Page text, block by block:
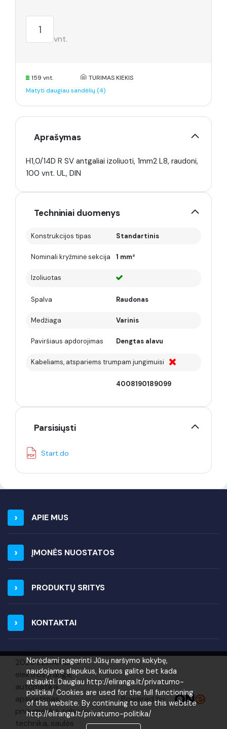
Norėdami pagerinti Jūsų naršymo kokybę,
naudojame slapukus, kuriuos galite bet kada
atšaukti. Daugiau http://eliranga.lt/privatumo-
politika/ Cookies are used for the full functioning
of this website. By continuing to use this website
http://eliranga.lt/privatumo-politika/
vnt.
159 vnt.
TURIMAS KIEKIS
Matyti daugiau sandėlių (4)
Aprašymas
H1,0/14D R SV antgaliai izoliuoti, 1mm2 L8, raudoni,
100 vnt. UL, DIN
Techniniai duomenys
Konstrukcijos tipas Standartinis
Nominali kryžminė sekcija 1 mm²
Izoliuotas
Spalva Raudonas
Medžiaga Varinis
Paviršiaus apdorojimas Dengtas alavu
Kabeliams, atspariems trumpam jungimuisi
4008190189099
Parsisiųsti
Start.do
APIE MUS
ĮMONĖS NUOSTATOS
PRODUKTŲ SRITYS
KONTAKTAI
2026 ELIRANGA =
elektros įranga,
automatika,
apšvietimas,
pneumatika, robotų
technika, saulės
Powered by